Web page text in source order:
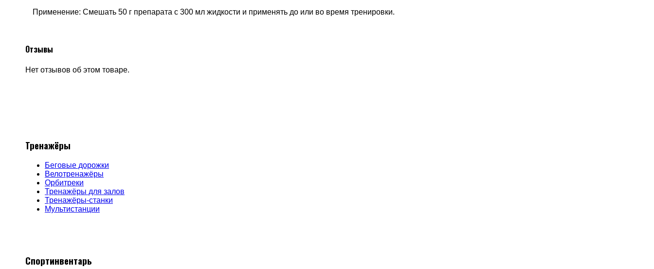
Применение: Смешать 50 г препарата с 300 мл жидкости и применять до или во время тренировки.
Отзывы
Нет отзывов об этом товаре.
Тренажёры
Беговые дорожки
Велотренажёры
Орбитреки
Тренажёры для залов
Тренажёры-станки
Мультистанции
Спортинвентарь